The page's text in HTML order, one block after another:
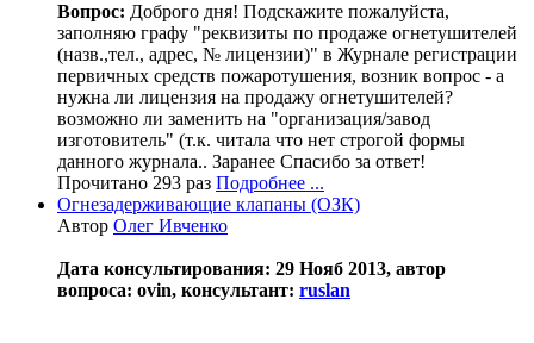
Вопрос: Доброго дня! Подскажите пожалуйста,
заполняю графу "реквизиты по продаже огнетушителей
(назв.,тел., адрес, № лицензии)" в Журнале регистрации
первичных средств пожаротушения, возник вопрос - а
нужна ли лицензия на продажу огнетушителей?
возможно ли заменить на "организация/завод
изготовитель" (т.к. читала что нет строгой формы
данного журнала.. Заранее Спасибо за ответ!
Прочитано 293 раз Подробнее ...
Огнезадерживающие клапаны (ОЗК)
Автор Олег Ивченко
Дата консультирования: 29 Нояб 2013, автор
вопроса: ovin, консультант: ruslan